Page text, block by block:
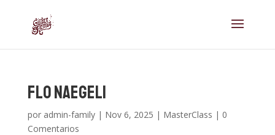
Flo Naegeli
por admin-family| Nov 6, 2025 | MasterClass | 0
Comentarios